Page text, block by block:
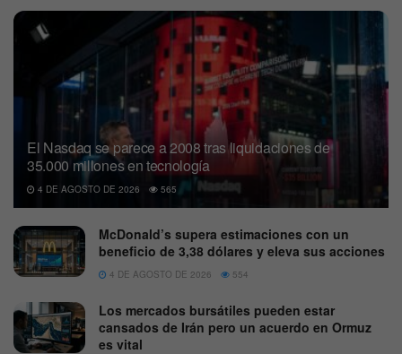
El Nasdaq se parece a 2008 tras liquidaciones de
35.000 millones en tecnología
4 DE AGOSTO DE 2026 565
McDonald’s supera estimaciones con un
beneficio de 3,38 dólares y eleva sus acciones
4 DE AGOSTO DE 2026 554
Los mercados bursátiles pueden estar
cansados de Irán pero un acuerdo en Ormuz
es vital